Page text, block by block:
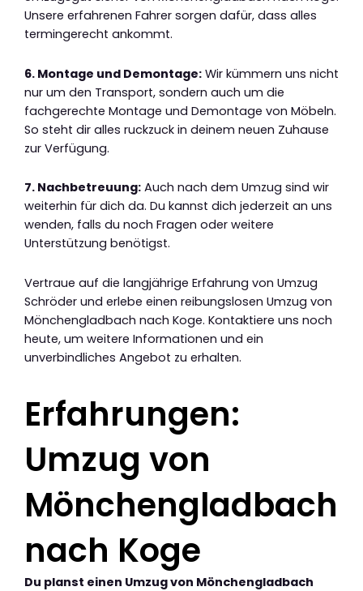
Unsere erfahrenen Fahrer sorgen dafür, dass alles
termingerecht ankommt.
6. Montage und Demontage: Wir kümmern uns nicht
nur um den Transport, sondern auch um die
fachgerechte Montage und Demontage von Möbeln.
So steht dir alles ruckzuck in deinem neuen Zuhause
zur Verfügung.
7. Nachbetreuung: Auch nach dem Umzug sind wir
weiterhin für dich da. Du kannst dich jederzeit an uns
wenden, falls du noch Fragen oder weitere
Unterstützung benötigst.
Vertraue auf die langjährige Erfahrung von Umzug
Schröder und erlebe einen reibungslosen Umzug von
Mönchengladbach nach Koge. Kontaktiere uns noch
heute, um weitere Informationen und ein
unverbindliches Angebot zu erhalten.
Erfahrungen:
Umzug von
Mönchengladbach
nach Koge
Du planst einen Umzug von Mönchengladbach